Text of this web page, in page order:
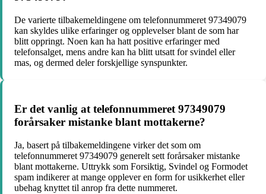
De varierte tilbakemeldingene om telefonnummeret 97349079
kan skyldes ulike erfaringer og opplevelser blant de som har
blitt oppringt. Noen kan ha hatt positive erfaringer med
telefonsalget, mens andre kan ha blitt utsatt for svindel eller
mas, og dermed deler forskjellige synspunkter.
Er det vanlig at telefonnummeret 97349079
forårsaker mistanke blant mottakerne?
Ja, basert på tilbakemeldingene virker det som om
telefonnummeret 97349079 generelt sett forårsaker mistanke
blant mottakerne. Uttrykk som Forsiktig, Svindel og Formodet
spam indikerer at mange opplever en form for usikkerhet eller
ubehag knyttet til anrop fra dette nummeret.